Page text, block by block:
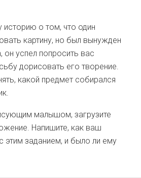
о том, что один
картину, но был вынужден
он успел попросить вас
дорисовать его творение.
какой предмет собирался
малышом, загрузите
Напишите, как ваш
этим заданием, и было ли ему